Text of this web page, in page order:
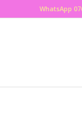
WhatsApp